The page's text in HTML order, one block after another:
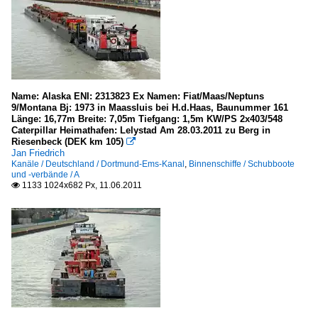
Name: Alaska ENI: 2313823 Ex Namen: Fiat/Maas/Neptuns
9/Montana Bj: 1973 in Maassluis bei H.d.Haas, Baunummer 161
Länge: 16,77m Breite: 7,05m Tiefgang: 1,5m KW/PS 2x403/548
Caterpillar Heimathafen: Lelystad Am 28.03.2011 zu Berg in
Riesenbeck (DEK km 105) 
Jan Friedrich
Kanäle / Deutschland / Dortmund-Ems-Kanal , Binnenschiffe / Schubboote
und -verbände / A
 1133 1024x682 Px, 11.06.2011